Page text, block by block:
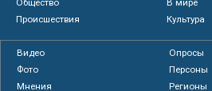
Общество
В мире
Происшествия
Культура
Видео
Опросы
Фото
Персоны
Мнения
Регионы